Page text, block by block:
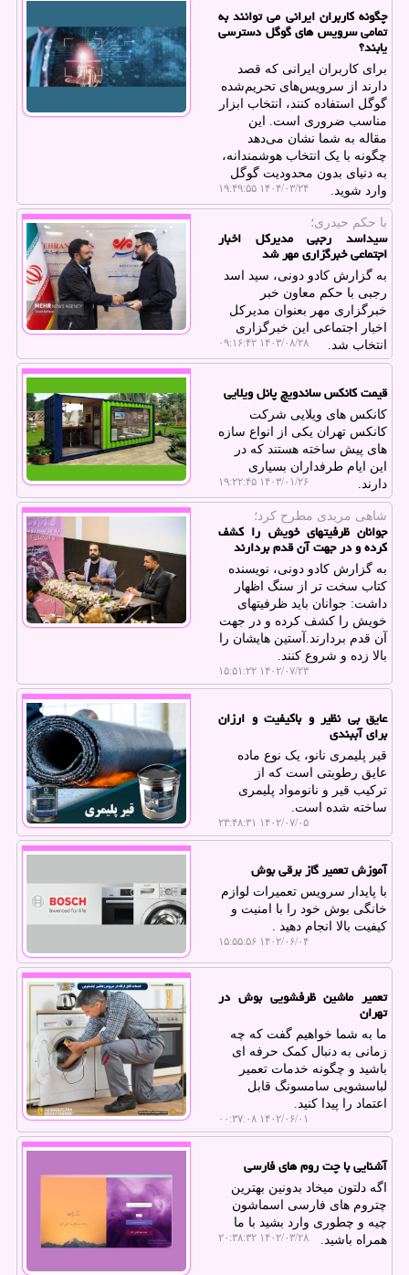
چگونه کاربران ایرانی می توانند به
تمامی سرویس های گوگل دسترسی
یابند؟
برای کاربران ایرانی که قصد
دارند از سرویس‌های تحریم‌شده
گوگل استفاده کنند، انتخاب ابزار
مناسب ضروری است. این
مقاله به شما نشان می‌دهد
چگونه با یک انتخاب هوشمندانه،
به دنیای بدون محدودیت گوگل
وارد شوید.
۱۴۰۴/۰۳/۲۴ ۱۹:۴۹:۵۵
با حكم حیدری؛
سیداسد رجبی مدیرکل اخبار
اجتماعی خبرگزاری مهر شد
به گزارش کادو دونی، سید اسد
رجبی با حکم معاون خبر
خبرگزاری مهر بعنوان مدیرکل
اخبار اجتماعی این خبرگزاری
انتخاب شد.
۱۴۰۳/۰۸/۲۸ ۰۹:۱۶:۴۲
قیمت کانکس ساندویچ پانل ویلایی
کانکس های ویلایی شرکت
کانکس تهران یکی از انواع سازه
های پیش ساخته هستند که در
این ایام طرفداران بسیاری
دارند.
۱۴۰۳/۰۱/۲۶ ۱۹:۲۲:۴۵
شاهی مریدی مطرح كرد؛
جوانان ظرفیتهای خویش را کشف
کرده و در جهت آن قدم بردارند
به گزارش کادو دونی، نویسنده
کتاب سخت تر از سنگ اظهار
داشت: جوانان باید ظرفیتهای
خویش را کشف کرده و در جهت
آن قدم بردارند.آستین هایشان را
بالا زده و شروع کنند.
۱۴۰۲/۰۷/۲۳ ۱۵:۵۱:۲۲
عایق بی نظیر و باکیفیت و ارزان
برای آببندی
قیر پلیمری نانو، یک نوع ماده
عایق رطوبتی است که از
ترکیب قیر و نانومواد پلیمری
ساخته شده است.
۱۴۰۲/۰۷/۰۵ ۲۳:۴۸:۳۱
آموزش تعمیر گاز برقی بوش
با پایدار سرویس تعمیرات لوازم
خانگی بوش خود را با امنیت و
کیفیت بالا انجام دهید .
۱۴۰۲/۰۶/۰۴ ۱۵:۵۵:۵۶
تعمیر ماشین ظرفشویی بوش در
تهران
ما به شما خواهیم گفت که چه
زمانی به دنبال کمک حرفه ای
باشید و چگونه خدمات تعمیر
لباسشویی سامسونگ قابل
اعتماد را پیدا کنید.
۱۴۰۲/۰۶/۰۱ ۰۰:۳۷:۰۸
آشنایی با چت روم های فارسی
اگه دلتون میخاد بدونین بهترین
چتروم های فارسی اسماشون
چیه و چطوری وارد بشید با ما
همراه باشید.
۱۴۰۲/۰۳/۲۸ ۲۰:۳۸:۳۲